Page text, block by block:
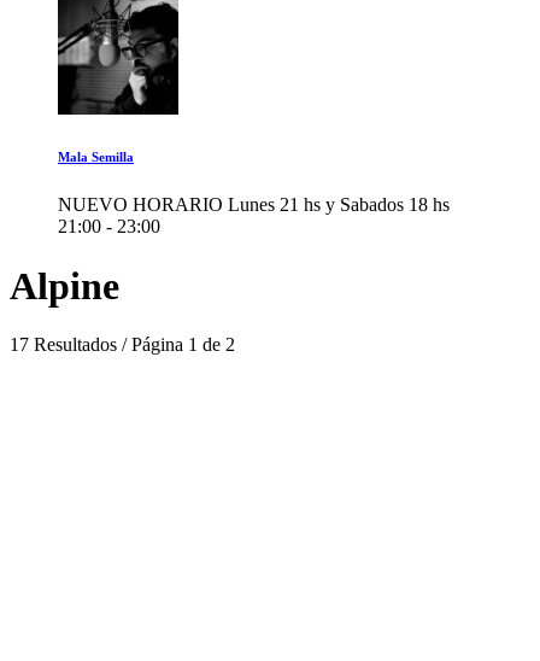
Mala Semilla
NUEVO HORARIO Lunes 21 hs y Sabados 18 hs
21:00 - 23:00
Alpine
17 Resultados / Página 1 de 2